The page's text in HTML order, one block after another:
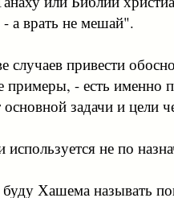
а врать не мешай".
привести
- есть именно
задачи и цели
не по
Хашема называть